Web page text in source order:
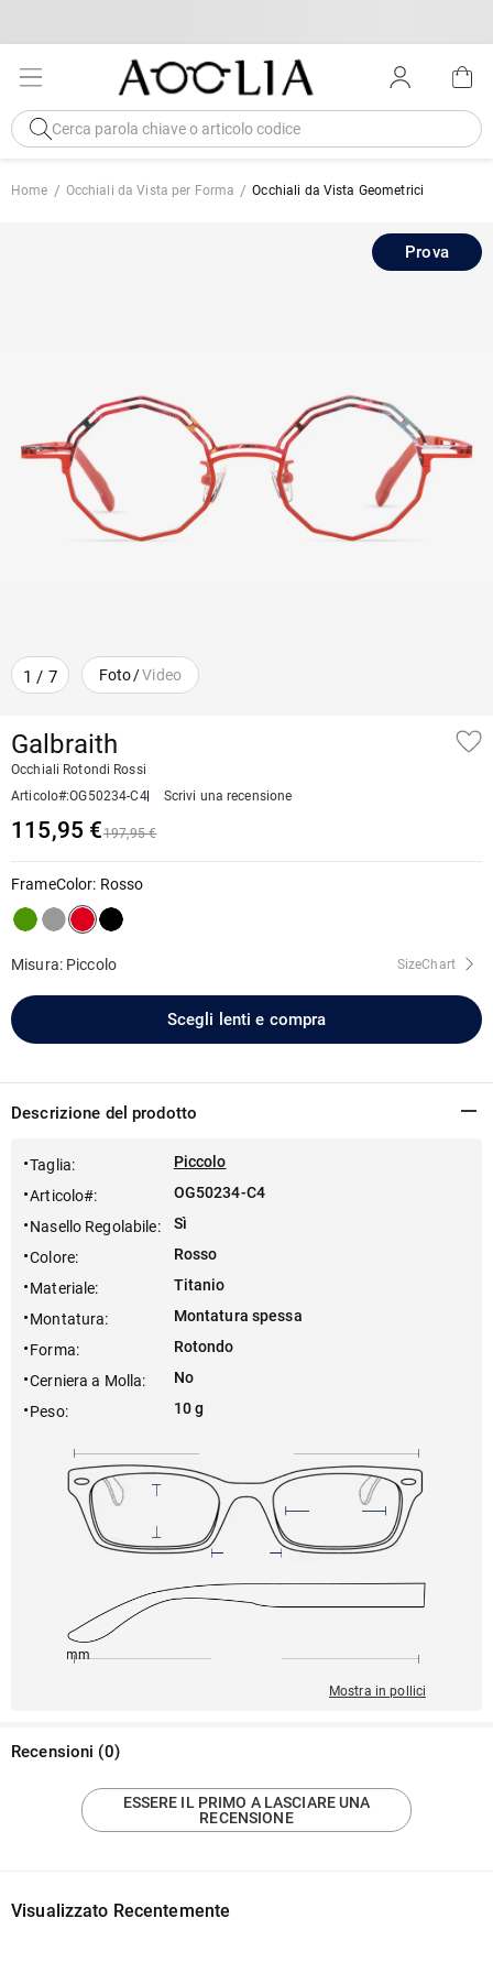
Home Occhiali da Vista per Forma Occhiali da Vista Geometrici
1 / 7 Foto/Video
Prova
Galbraith
Occhiali Rotondi Rossi
Articolo#:OG50234-C4 Scrivi una recensione
115,95 €197,95 €
FrameColor: Rosso
Misura: Piccolo SizeChart
Scegli lenti e compra
Descrizione del prodotto
Taglia:
Piccolo
Articolo#:
OG50234-C4
Nasello Regolabile:
Sì
Colore:
Rosso
Materiale:
Titanio
Montatura:
Montatura spessa
Forma:
Rotondo
Cerniera a Molla:
No
Peso: 10 g
145mm
Mostra in pollici
Recensioni (0)
ESSERE IL PRIMO A LASCIARE UNA
RECENSIONE
Visualizzato Recentemente